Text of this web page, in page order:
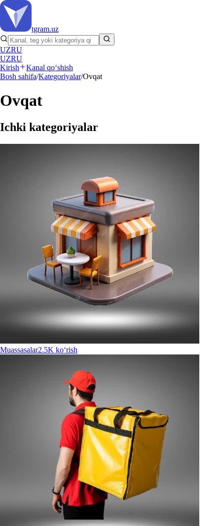
tgram.uz
UZRU
UZRU
Kirish
Kanal qo‘shish
Bosh sahifa/Kategoriyalar/Ovqat
Ovqat
Ichki kategoriyalar
Muassasalar2.5K ko‘rish